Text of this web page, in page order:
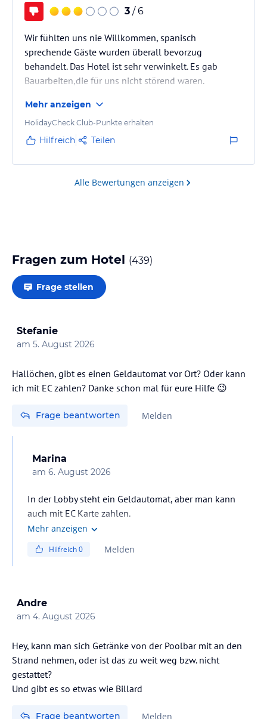
3 / 6
Wir fühlten uns nie Willkommen, spanisch
sprechende Gäste wurden überall bevorzug
behandelt. Das Hotel ist sehr verwinkelt. Es gab
Bauarbeiten,die für uns nicht störend waren.
Mehr anzeigen
HolidayCheck Club-Punkte erhalten
Hilfreich Teilen
Alle Bewertungen anzeigen
Fragen zum Hotel (439)
Frage stellen
Stefanie
am 5. August 2026
Hallöchen, gibt es einen Geldautomat vor Ort? Oder kann
ich mit EC zahlen? Danke schon mal für eure Hilfe 😉
Frage beantworten Melden
Marina
am 6. August 2026
In der Lobby steht ein Geldautomat, aber man kann
auch mit EC Karte zahlen.
Mehr anzeigen
Hilfreich0 Melden
Andre
am 4. August 2026
Hey, kann man sich Getränke von der Poolbar mit an den
Strand nehmen, oder ist das zu weit weg bzw. nicht
gestattet?
Und gibt es so etwas wie Billard
Frage beantworten Melden